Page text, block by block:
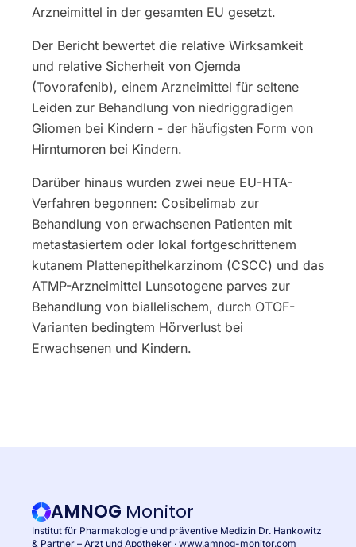
Arzneimittel in der gesamten EU gesetzt.
Der Bericht bewertet die relative Wirksamkeit
und relative Sicherheit von Ojemda
(Tovorafenib), einem Arzneimittel für seltene
Leiden zur Behandlung von niedriggradigen
Gliomen bei Kindern - der häufigsten Form von
Hirntumoren bei Kindern.
Darüber hinaus wurden zwei neue EU-HTA-
Verfahren begonnen: Cosibelimab zur
Behandlung von erwachsenen Patienten mit
metastasiertem oder lokal fortgeschrittenem
kutanem Plattenepithelkarzinom (CSCC) und das
ATMP-Arzneimittel Lunsotogene parves zur
Behandlung von biallelischem, durch OTOF-
Varianten bedingtem Hörverlust bei
Erwachsenen und Kindern.
AMNOG Monitor
Institut für Pharmakologie und präventive Medizin Dr. Hankowitz
& Partner – Arzt und Apotheker · www.amnog-monitor.com